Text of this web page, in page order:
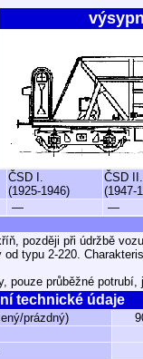
ČSD I.
(1925-1946)
ČSD II.
(1947-
— —
později při údržbě
typu 2-220.
pouze průběžné
technické údaje
prázdný)